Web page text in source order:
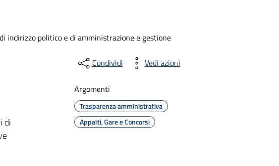
indirizzo politico e di amministrazione e gestione
di
Condividi Vedi azioni
Argomenti
Trasparenza amministrativa
Appalti, Gare e Concorsi